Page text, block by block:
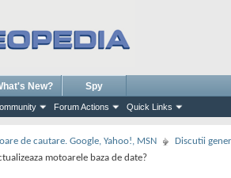
Forum Actions Quick Links
New? Spy
de cautare. Google, Yahoo!, MSN
Discutii
motoarele baza de date?